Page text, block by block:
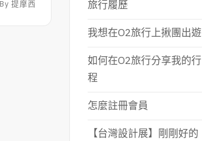
By 提摩西
旅行履歷
我想在O2旅行上揪團出遊
如何在O2旅行分享我的行
程
怎麼註冊會員
【台灣設計展】剛剛好的